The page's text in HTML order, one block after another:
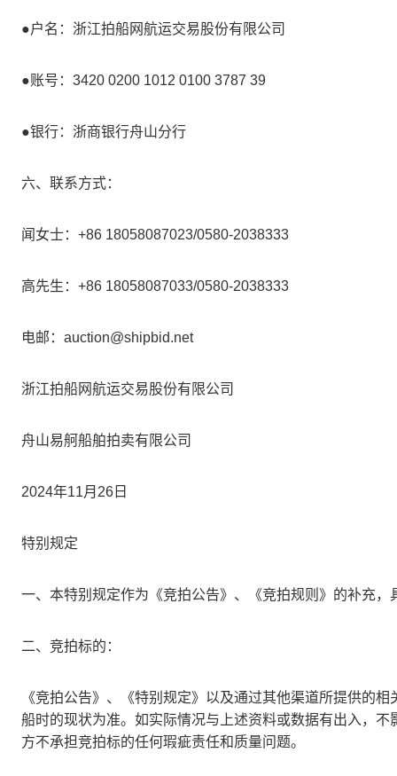
●户名：浙江拍船网航运交易股份有限公司
●账号：3420 0200 1012 0100 3787 39
●银行：浙商银行舟山分行
六、联系方式：
闻女士：+86 18058087023/0580-2038333
高先生：+86 18058087033/0580-2038333
电邮：auction@shipbid.net
浙江拍船网航运交易股份有限公司
舟山易舸船舶拍卖有限公司
2024年11月26日
特别规定
一、本特别规定作为《竞拍公告》、《竞拍规则》的补充，
二、竞拍标的：
《竞拍公告》、《特别规定》以及通过其他渠道所提供的
船时的现状为准。如实际情况与上述资料或数据有出入，
方不承担竞拍标的任何瑕疵责任和质量问题。